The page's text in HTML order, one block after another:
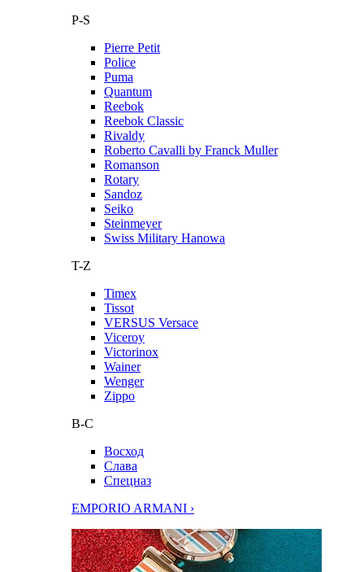
P-S
Pierre Petit
Police
Puma
Quantum
Reebok
Reebok Classic
Rivaldy
Roberto Cavalli by Franck Muller
Romanson
Rotary
Sandoz
Seiko
Steinmeyer
Swiss Military Hanowa
T-Z
Timex
Tissot
VERSUS Versace
Viceroy
Victorinox
Wainer
Wenger
Zippo
В-С
Восход
Слава
Спецназ
EMPORIO ARMANI ›